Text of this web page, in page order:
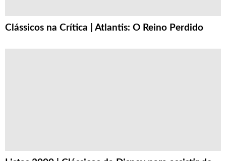
Clássicos na Crítica | Atlantis: O Reino Perdido